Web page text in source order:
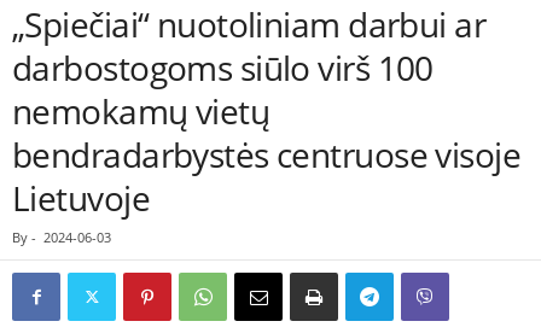
„Spiečiai“ nuotoliniam darbui ar
darbostogoms siūlo virš 100
nemokamų vietų
bendradarbystės centruose visoje
Lietuvoje
By - 2024-06-03